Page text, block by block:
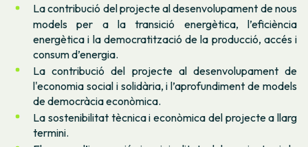
La contribució del projecte al desenvolupament de nous
models per a la transició energètica, l’eficiència
energètica i la democratització de la producció, accés i
consum d’energia.
La contribució del projecte al desenvolupament de
l'economia social i solidària, i l’aprofundiment de models
de democràcia econòmica.
La sostenibilitat tècnica i econòmica del projecte a llarg
termini.